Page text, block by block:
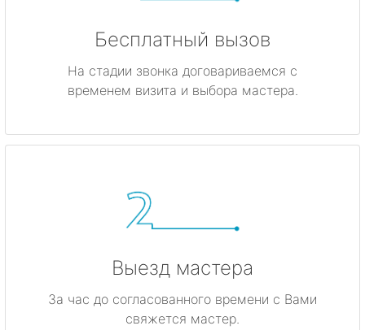
Бесплатный вызов
На стадии звонка договариваемся с
временем визита и выбора мастера.
Выезд мастера
За час до согласованного времени с Вами
свяжется мастер.